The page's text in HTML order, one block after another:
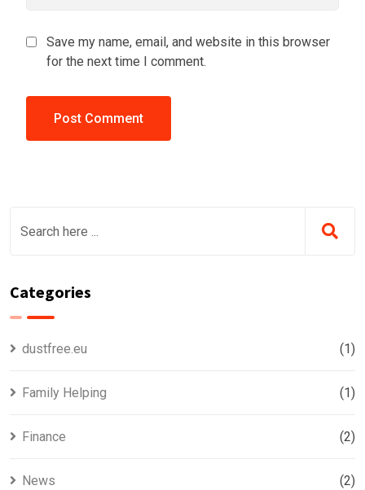
Save my name, email, and website in this browser
for the next time I comment.
Categories
dustfree.eu (1)
Family Helping (1)
Finance (2)
News (2)